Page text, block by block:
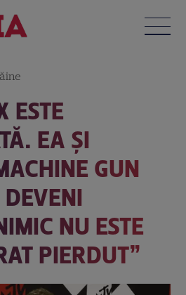
ESTE
EA ȘI
GUN
NU ESTE
PIERDUT”